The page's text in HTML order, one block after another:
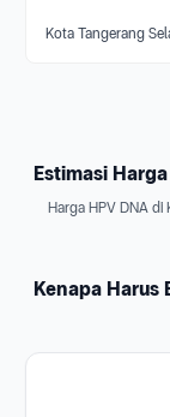
Kota Tangerang
Estimasi
Harga HPV DNA di
Kenapa Harus